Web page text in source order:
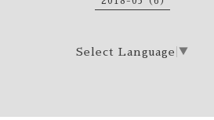
Select Language ▼